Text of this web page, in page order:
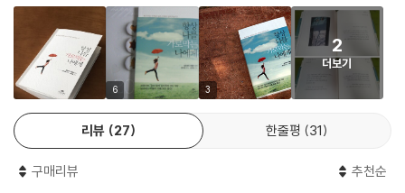
사람에게 시기적절한 잠언집이 되어 줄 것이다.
“당신을 가로막는 기억과 감정에는 은밀한 목적이 있다.”
언제나 부족하다고 느끼는 당신을 위한 심리학의 지혜
나보다 잘났거나 못났거나 하는 것들 때문에 속상했던 적은 없는지. 다른
사람을 지배하려 하고, 너무 예민하고 굴고, 항상 뭔가를 하려고 안달이 난
사람들 때문에 버겁다거나 과거에 대한 기억과 감정 때문에 앞으로 나가기
힘들다고 느껴진 적은 없는지. 아들러는 그 모든 것들과 직면하는 것이 변
6 3
2
더보기
리뷰 27 한줄평 31
구매리뷰 추천순